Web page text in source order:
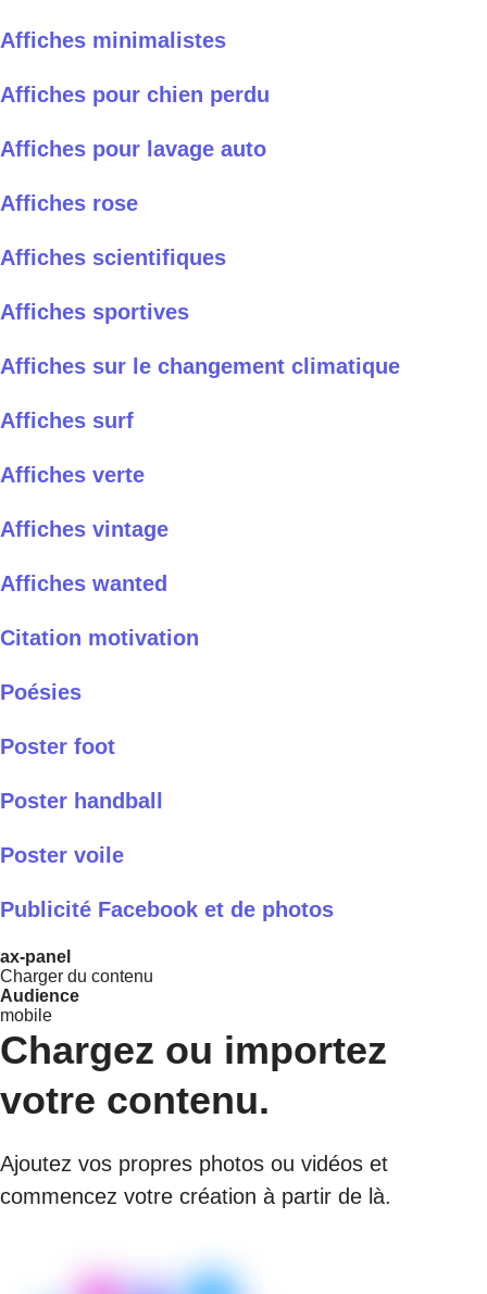
Affiches minimalistes
Affiches pour chien perdu
Affiches pour lavage auto
Affiches rose
Affiches scientifiques
Affiches sportives
Affiches sur le changement climatique
Affiches surf
Affiches verte
Affiches vintage
Affiches wanted
Citation motivation
Poésies
Poster foot
Poster handball
Poster voile
Publicité Facebook et de photos
ax-panel
Charger du contenu
Audience
mobile
Chargez ou importez
votre contenu.
Ajoutez vos propres photos ou vidéos et
commencez votre création à partir de là.